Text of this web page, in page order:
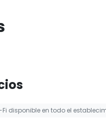
Fi disponible en todo el